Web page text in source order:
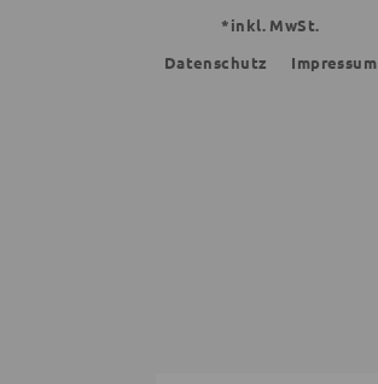
*inkl. MwSt.
Datenschutz
Impressum